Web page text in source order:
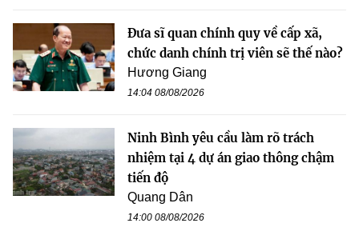
Đưa sĩ quan chính quy về cấp xã,
chức danh chính trị viên sẽ thế nào?
Hương Giang
14:04 08/08/2026
Ninh Bình yêu cầu làm rõ trách
nhiệm tại 4 dự án giao thông chậm
tiến độ
Quang Dân
14:00 08/08/2026